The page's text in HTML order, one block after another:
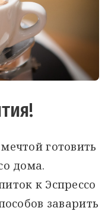
готовить
дома.
к Эспрессо
заварить